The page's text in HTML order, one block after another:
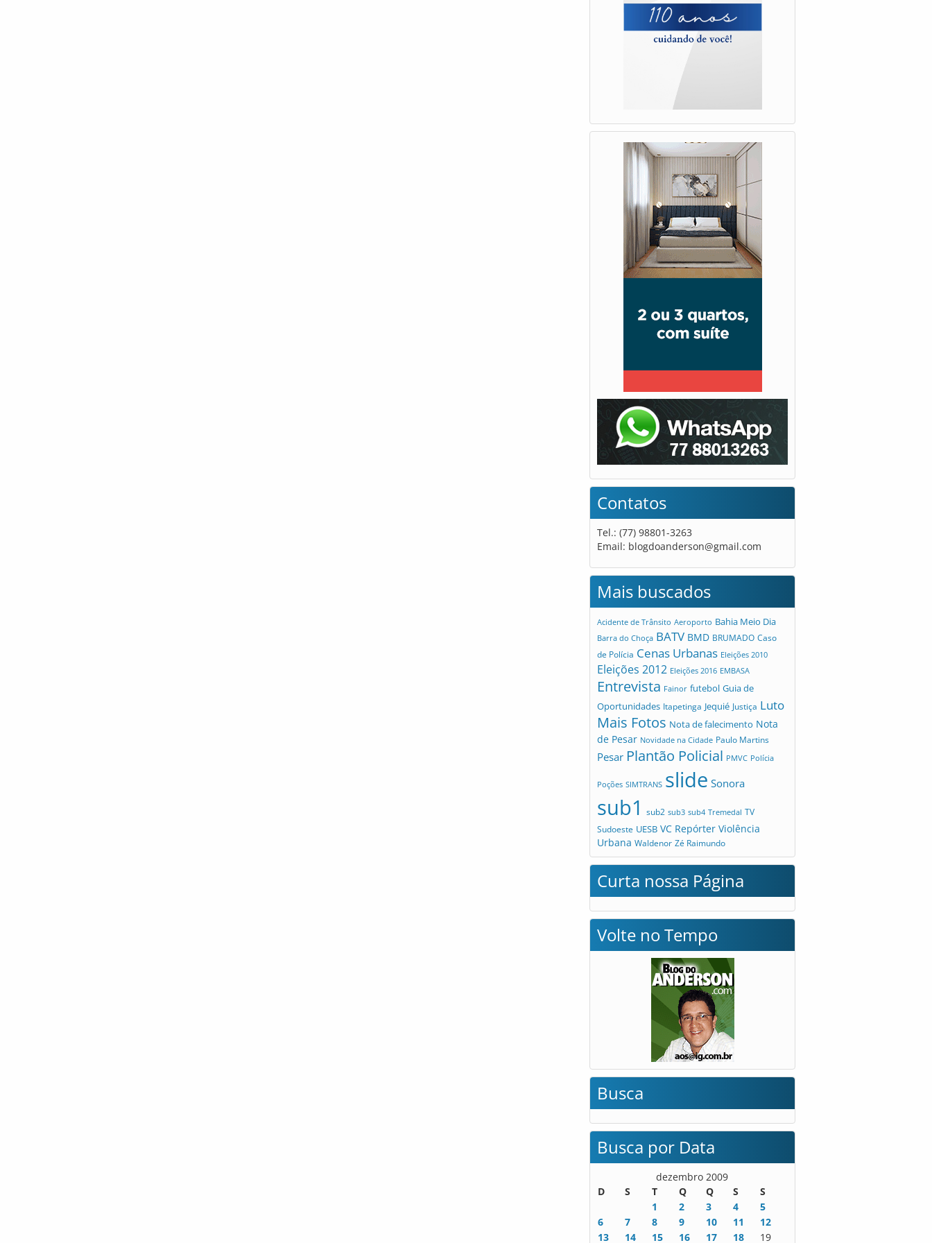
Contatos
Tel.: (77) 98801-3263
Email: blogdoanderson@gmail.com
Mais buscados
Acidente de Trânsito Aeroporto Bahia Meio Dia
Barra do Choça BATV BMD BRUMADO Caso
de Polícia Cenas Urbanas Eleições 2010
Eleições 2012 Eleições 2016 EMBASA
Entrevista Fainor futebol Guia de
Oportunidades Itapetinga Jequié Justiça Luto
Mais Fotos Nota de falecimento Nota
de Pesar Novidade na Cidade Paulo Martins
Pesar Plantão Policial PMVC Polícia
Poções SIMTRANS slide Sonora
sub1 sub2 sub3 sub4 Tremedal TV
Sudoeste UESB VC Repórter Violência
Urbana Waldenor Zé Raimundo
Curta nossa Página
Volte no Tempo
Busca
Busca por Data
dezembro 2009
D
S T Q Q S
S
1
2 3 4
5
6
7 8 9 10 11
12
13
14 15 16 17 18 19